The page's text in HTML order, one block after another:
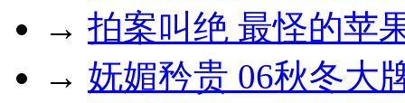
→ 拍案叫绝 最怪的苹
→ 妩媚矜贵 06秋冬大